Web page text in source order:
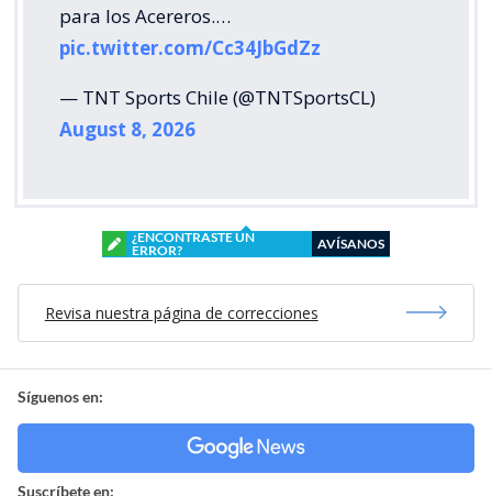
para los Acereros.…
pic.twitter.com/Cc34JbGdZz
— TNT Sports Chile (@TNTSportsCL)
August 8, 2026
¿ENCONTRASTE UN
ERROR?
AVÍSANOS
Revisa nuestra página de correcciones
Síguenos en:
Suscríbete en: